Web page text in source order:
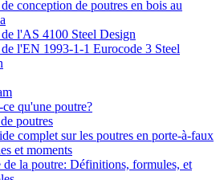
conception de poutres en bois au
l'AS 4100 Steel Design
l'EN 1993-1-1 Eurocode 3 Steel
ce qu'une poutre?
poutres
complet sur les poutres en porte-à-faux
et moments
de la poutre: Définitions, formules, et